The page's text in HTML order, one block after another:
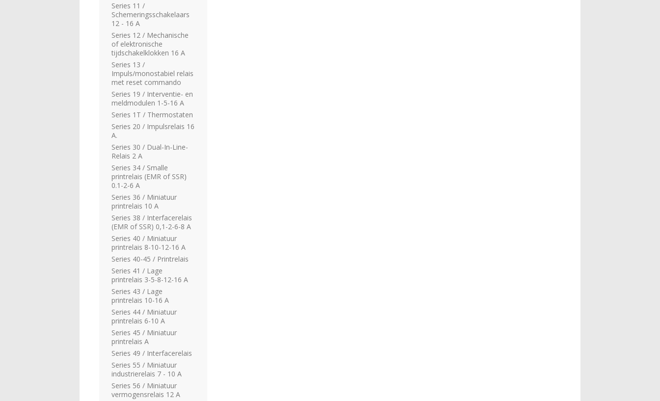
Series 11 /
Schemeringsschakelaars
12 - 16 A
Series 12 / Mechanische
of elektronische
tijdschakelklokken 16 A
Series 13 /
Impuls/monostabiel relais
met reset commando
Series 19 / Interventie- en
meldmodulen 1-5-16 A
Series 1T / Thermostaten
Series 20 / Impulsrelais 16
A.
Series 30 / Dual-In-Line-
Relais 2 A
Series 34 / Smalle
printrelais (EMR of SSR)
0.1-2-6 A
Series 36 / Miniatuur
printrelais 10 A
Series 38 / Interfacerelais
(EMR of SSR) 0,1-2-6-8 A
Series 40 / Miniatuur
printrelais 8-10-12-16 A
Series 40-45 / Printrelais
Series 41 / Lage
printrelais 3-5-8-12-16 A
Series 43 / Lage
printrelais 10-16 A
Series 44 / Miniatuur
printrelais 6-10 A
Series 45 / Miniatuur
printrelais A
Series 49 / Interfacerelais
Series 55 / Miniatuur
industrierelais 7 - 10 A
Series 56 / Miniatuur
vermogensrelais 12 A